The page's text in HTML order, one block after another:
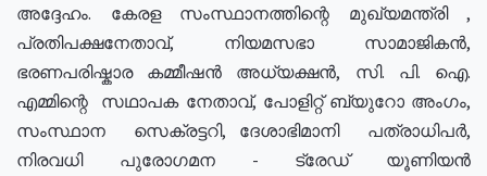
അദ്ദേഹം. കേരള സംസ്ഥാനത്തിന്റെ മുഖ്യമന്ത്രി ,
പ്രതിപക്ഷനേതാവ്, നിയമസഭാ സാമാജികൻ,
ഭരണപരിഷ്കാര കമ്മീഷൻ അധ്യക്ഷൻ, സി. പി. ഐ.
എമ്മിന്റെ സഥാപക നേതാവ്, പോളിറ്റ് ബ്യുറോ അംഗം,
സംസ്ഥാന സെക്രട്ടറി, ദേശാഭിമാനി പത്രാധിപർ,
നിരവധി പുരോഗമന - ട്രേഡ് യൂണിയൻ